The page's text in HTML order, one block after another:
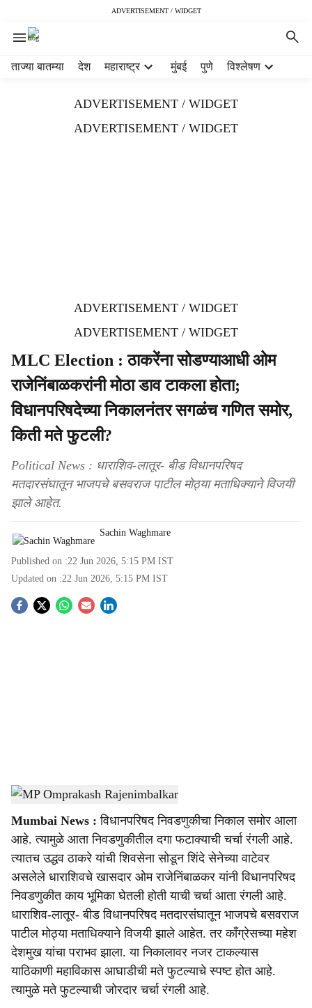
ADVERTISEMENT / WIDGET
ताज्या बातम्या देश महाराष्ट्र मुंबई पुणे विश्लेषण
ADVERTISEMENT / WIDGET
ADVERTISEMENT / WIDGET
ADVERTISEMENT / WIDGET
ADVERTISEMENT / WIDGET
MLC Election : ठाकरेंना सोडण्याआधी ओम
राजेनिंबाळकरांनी मोठा डाव टाकला होता;
विधानपरिषदेच्या निकालनंतर सगळंच गणित समोर,
किती मते फुटली?
Political News : धाराशिव-लातूर- बीड विधानपरिषद
मतदारसंघातून भाजपचे बसवराज पाटील मोठ्या मताधिक्याने विजयी
झाले आहेत.
Sachin Waghmare
Published on :22 Jun 2026, 5:15 PM IST
Updated on :22 Jun 2026, 5:15 PM IST
S
a
r
e
MP Omprakash Rajenimbalkar-Sarkarnama
Mumbai News : विधानपरिषद निवडणुकीचा निकाल समोर आला
आहे. त्यामुळे आता निवडणुकीतील दगा फटाक्याची चर्चा रंगली आहे.
त्यातच उद्धव ठाकरे यांची शिवसेना सोडून शिंदे सेनेच्या वाटेवर
असलेले धाराशिवचे खासदार ओम राजेनिंबाळकर यांनी विधानपरिषद
निवडणुकीत काय भूमिका घेतली होती याची चर्चा आता रंगली आहे.
धाराशिव-लातूर- बीड विधानपरिषद मतदारसंघातून भाजपचे बसवराज
पाटील मोठ्या मताधिक्याने विजयी झाले आहेत. तर काँग्रेसच्या महेश
देशमुख यांचा पराभव झाला. या निकालावर नजर टाकल्यास
याठिकाणी महाविकास आघाडीची मते फुटल्याचे स्पष्ट होत आहे.
त्यामुळे मते फुटल्याची जोरदार चर्चा रंगली आहे.